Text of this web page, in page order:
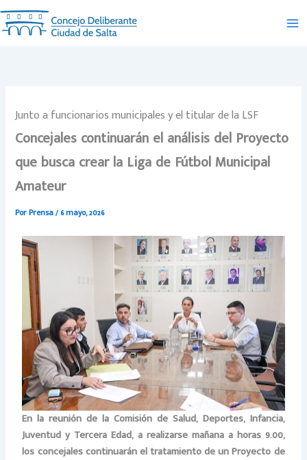
Ir
al
contenido
Junto a funcionarios municipales y el titular de la LSF
Concejales continuarán el análisis del Proyecto
que busca crear la Liga de Fútbol Municipal
Amateur
PorPrensa/6 mayo, 2026
En la reunión de la Comisión de Salud, Deportes, Infancia,
Juventud y Tercera Edad, a realizarse mañana a horas 9.00,
los concejales continuarán el tratamiento de un Proyecto de